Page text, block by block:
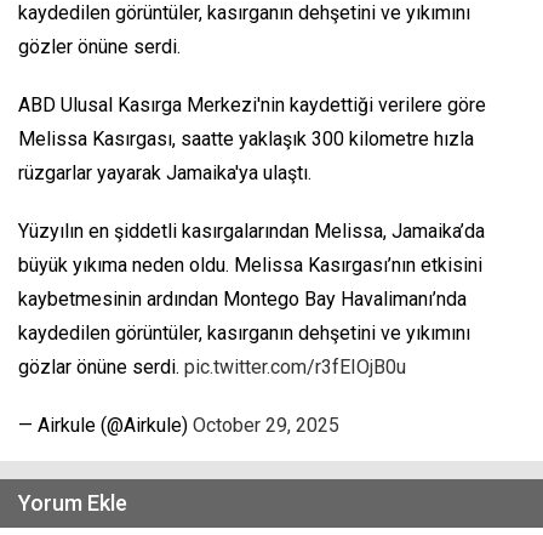
kaydedilen görüntüler, kasırganın dehşetini ve yıkımını
gözler önüne serdi.
ABD Ulusal Kasırga Merkezi'nin kaydettiği verilere göre
Melissa Kasırgası, saatte yaklaşık 300 kilometre hızla
rüzgarlar yayarak Jamaika'ya ulaştı.
Yüzyılın en şiddetli kasırgalarından Melissa, Jamaika’da
büyük yıkıma neden oldu. Melissa Kasırgası’nın etkisini
kaybetmesinin ardından Montego Bay Havalimanı’nda
kaydedilen görüntüler, kasırganın dehşetini ve yıkımını
gözlar önüne serdi. pic.twitter.com/r3fEIOjB0u
— Airkule (@Airkule) October 29, 2025
Yorum Ekle